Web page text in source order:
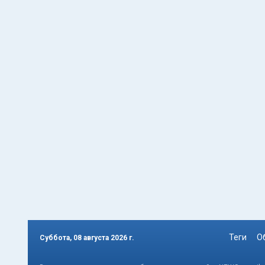
Суббота, 08 августа 2026 г. Теги